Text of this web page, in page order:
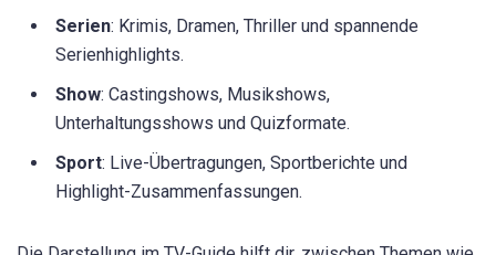
Serien: Krimis, Dramen, Thriller und spannende
Serienhighlights.
Show: Castingshows, Musikshows,
Unterhaltungsshows und Quizformate.
Sport: Live-Übertragungen, Sportberichte und
Highlight-Zusammenfassungen.